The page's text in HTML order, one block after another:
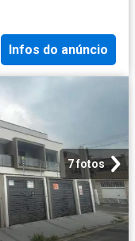
Infos do anúncio
7 fotos